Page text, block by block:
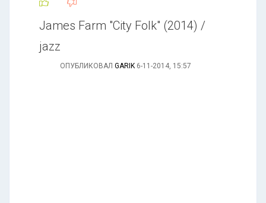
James Farm "City Folk" (2014) /
jazz
ОПУБЛИКОВАЛ GARIK 6-11-2014, 15:57